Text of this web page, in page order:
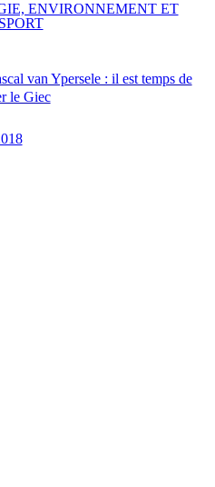
van Ypersele : il est temps de
le Giec
ENVIRONNEMENT ET